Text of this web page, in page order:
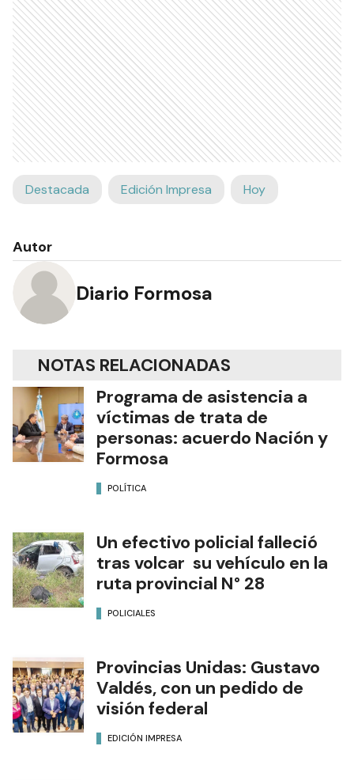
Destacada Edición Impresa Hoy
Autor
Diario Formosa
NOTAS RELACIONADAS
Programa de asistencia a
víctimas de trata de
personas: acuerdo Nación y
Formosa
POLÍTICA
Un efectivo policial falleció
tras volcar su vehículo en la
ruta provincial N° 28
POLICIALES
Provincias Unidas: Gustavo
Valdés, con un pedido de
visión federal
EDICIÓN IMPRESA